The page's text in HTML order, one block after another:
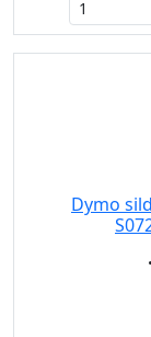
Dymo